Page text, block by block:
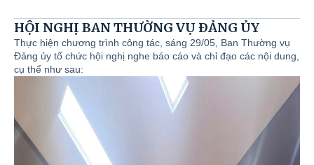
HỘI NGHỊ BAN THƯỜNG VỤ ĐẢNG ỦY
Thực hiện chương trình công tác, sáng 29/05, Ban Thường vụ
Đảng ủy tổ chức hội nghị nghe báo cáo và chỉ đạo các nội dung,
cụ thể như sau: